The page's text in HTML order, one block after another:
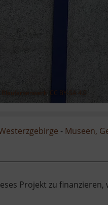
, CC BY-SA 4.0
- Museen,
Projekt zu